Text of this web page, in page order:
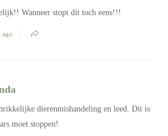
Wanneer stopt dit toch eens!!!
ago
dierenmishandeling en leed. Dit is
moet stoppen!